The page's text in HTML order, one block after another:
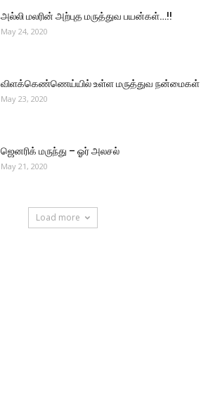
அல்லி மலரின் அற்புத மருத்துவ பயன்கள்…!!
May 24, 2020
விளக்கெண்ணெய்யில் உள்ள மருத்துவ நன்மைகள்
May 23, 2020
ஜெனரிக் மருந்து – ஓர் அலசல்
May 21, 2020
Load more